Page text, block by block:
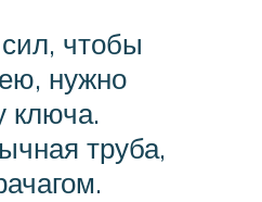
чтобы
нужно
ключа.
труба,